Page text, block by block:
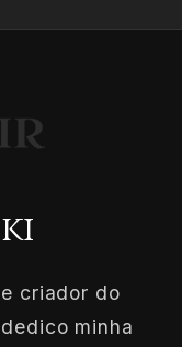
criador do
minha